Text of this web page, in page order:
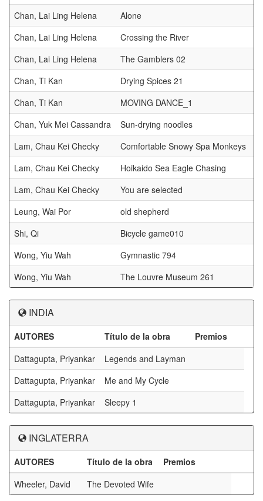
Chan, Lai Ling Helena
Alone
Chan, Lai Ling Helena
Crossing the River
Chan, Lai Ling Helena
The Gamblers 02
Chan, Ti Kan
Drying Spices 21
Chan, Ti Kan
MOVING DANCE_1
Chan, Yuk Mei Cassandra
Sun-drying noodles
Lam, Chau Kei Checky
Comfortable Snowy Spa Monkeys
Lam, Chau Kei Checky
Hoikaido Sea Eagle Chasing
Lam, Chau Kei Checky
You are selected
Leung, Wai Por
old shepherd
Shi, Qi
Bicycle game010
Wong, Yiu Wah
Gymnastic 794
Wong, Yiu Wah
The Louvre Museum 261
INDIA
AUTORES Título de la obra
Premios
Dattagupta, Priyankar
Legends and Layman
Dattagupta, Priyankar
Me and My Cycle
Dattagupta, Priyankar
Sleepy 1
INGLATERRA
AUTORES Título de la obra
Premios
Wheeler, David
The Devoted Wife